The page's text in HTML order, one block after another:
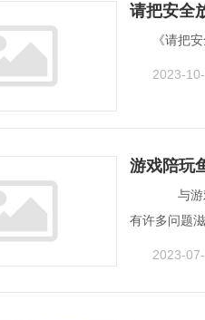
请把安全
《请把
2023-
游戏陪玩
与游戏
有许多问题
2023-